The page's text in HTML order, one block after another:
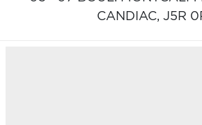
CANDIAC, J5R